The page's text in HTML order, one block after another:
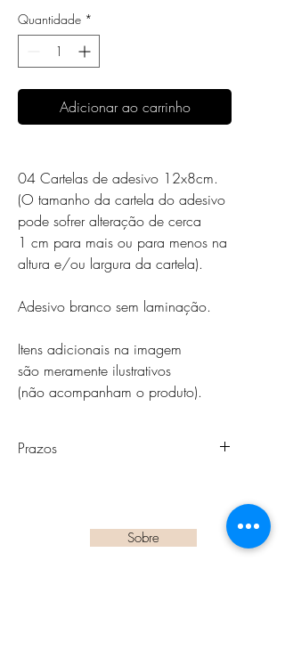
Quantidade *
Adicionar ao carrinho
04 Cartelas de adesivo 12x8cm.
(O tamanho da cartela do adesivo
pode sofrer alteração de cerca
1 cm para mais ou para menos na
altura e/ou largura da cartela).
Adesivo branco sem laminação.
Itens adicionais na imagem
são meramente ilustrativos
(não acompanham o produto).
Prazos
15 (quinze) dias úteis (Não se
preocupa: a gente sempre envia
Sobre